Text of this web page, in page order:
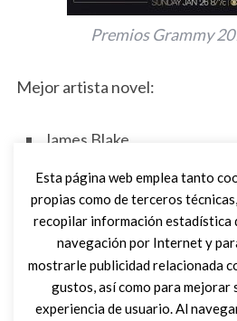
Premios Grammy
Mejor artista novel:
James Blake
Kendrick Lamar
Macklemore & Ryan Lewis
Kacey Musgraves
Ed Sheeran
Esta página web emplea tanto
propias como de terceros
recopilar información estadística
navegación por Internet y
mostrarle publicidad relacionada
gustos, así como para mejorar
experiencia de usuario. Al